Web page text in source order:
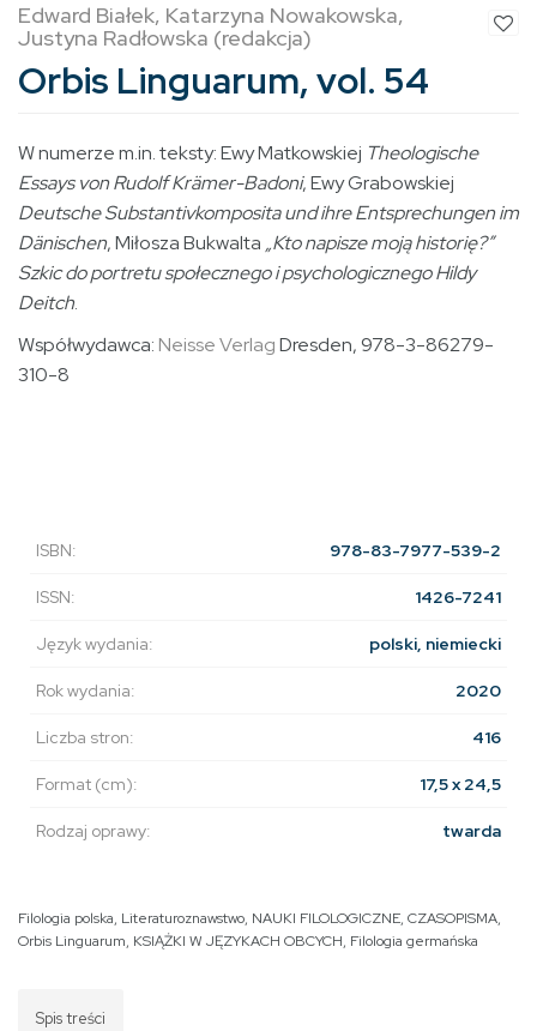
Edward Białek, Katarzyna Nowakowska,
Justyna Radłowska (redakcja)
Orbis Linguarum, vol. 54
W numerze m.in. teksty: Ewy Matkowskiej Theologische
Essays von Rudolf Krämer-Badoni, Ewy Grabowskiej
Deutsche Substantivkomposita und ihre Entsprechungen im
Dänischen, Miłosza Bukwalta „Kto napisze moją historię?”
Szkic do portretu społecznego i psychologicznego Hildy
Deitch.
Współwydawca: Neisse VerlagDresden, 978-3-86279-
310-8
ISBN: 978-83-7977-539-2
ISSN: 1426-7241
Język wydania: polski, niemiecki
Rok wydania: 2020
Liczba stron: 416
Format (cm): 17,5 x 24,5
Rodzaj oprawy: twarda
Filologia polska, Literaturoznawstwo, NAUKI FILOLOGICZNE, CZASOPISMA,
Orbis Linguarum, KSIĄŻKI W JĘZYKACH OBCYCH, Filologia germańska
Spis treści